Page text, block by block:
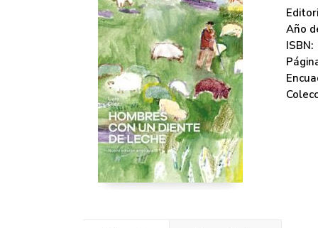
Año
ISBN: